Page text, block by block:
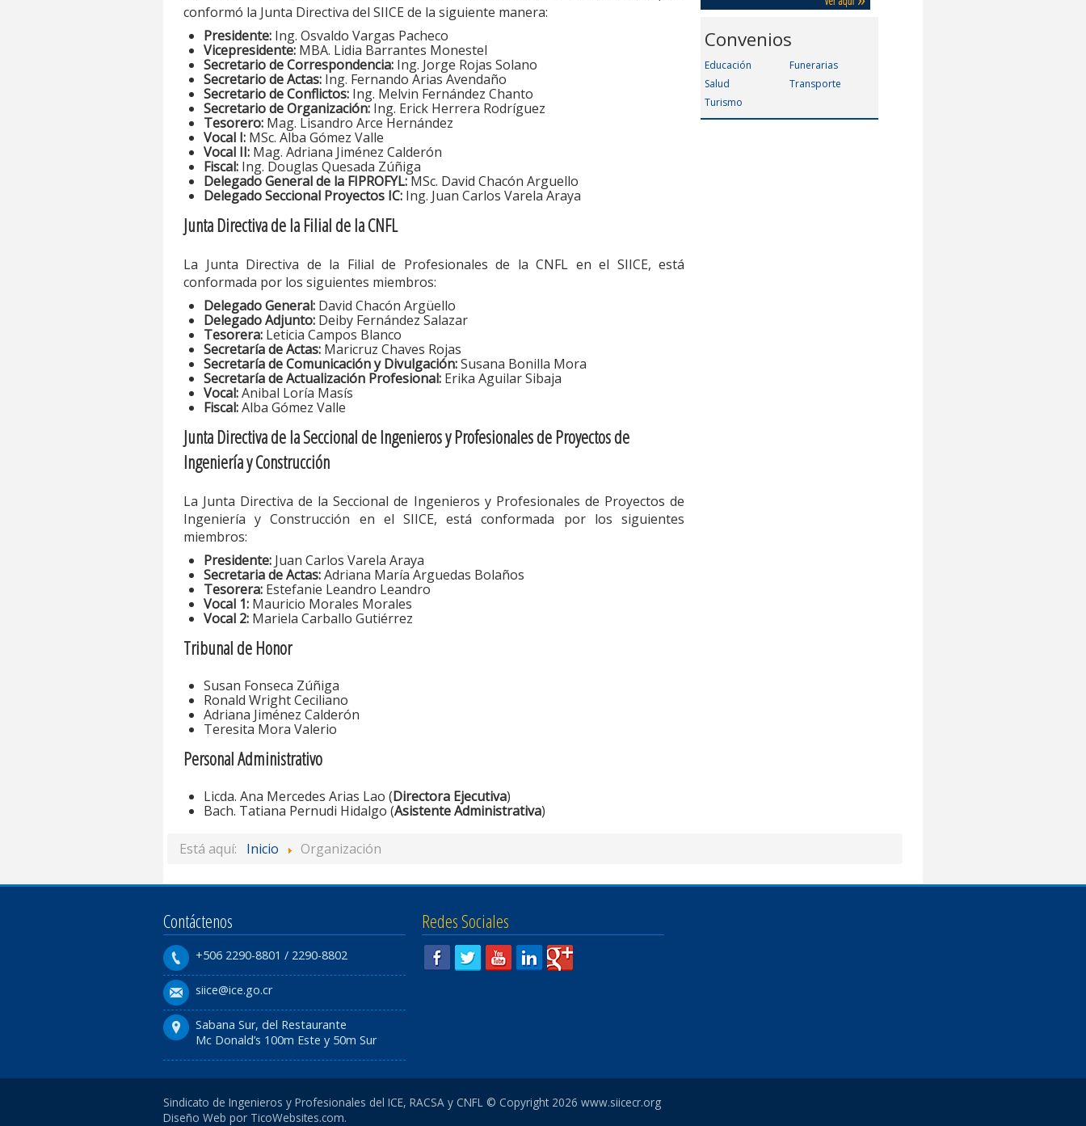
conformó la Junta Directiva del SIICE de la siguiente manera:
Presidente: Ing. Osvaldo Vargas Pacheco
Vicepresidente: MBA. Lidia Barrantes Monestel
Secretario de Correspondencia: Ing. Jorge Rojas Solano
Secretario de Actas: Ing. Fernando Arias Avendaño
Secretario de Conflictos: Ing. Melvin Fernández Chanto
Secretario de Organización: Ing. Erick Herrera Rodríguez
Tesorero: Mag. Lisandro Arce Hernández
Vocal I: MSc. Alba Gómez Valle
Vocal II: Mag. Adriana Jiménez Calderón
Fiscal: Ing. Douglas Quesada Zúñiga
Delegado General de la FIPROFYL: MSc. David Chacón Arguello
Delegado Seccional Proyectos IC: Ing. Juan Carlos Varela Araya
Junta Directiva de la Filial de la CNFL
La Junta Directiva de la Filial de Profesionales de la CNFL en el SIICE, está
conformada por los siguientes miembros:
Delegado General: David Chacón Argüello
Delegado Adjunto: Deiby Fernández Salazar
Tesorera: Leticia Campos Blanco
Secretaría de Actas: Maricruz Chaves Rojas
Secretaría de Comunicación y Divulgación:Susana Bonilla Mora
Secretaría de Actualización Profesional: Erika Aguilar Sibaja
Vocal:Anibal Loría Masís
Fiscal:Alba Gómez Valle
Junta Directiva de la Seccional de Ingenieros y Profesionales de Proyectos de
Ingeniería y Construcción
La Junta Directiva de la Seccional de Ingenieros y Profesionales de Proyectos de
Ingeniería y Construcción en el SIICE, está conformada por los siguientes
miembros:
Presidente: Juan Carlos Varela Araya
Secretaria de Actas:Adriana María Arguedas Bolaños
Tesorera: Estefanie Leandro Leandro
Vocal 1: Mauricio Morales Morales
Vocal 2: Mariela Carballo Gutiérrez
Tribunal de Honor
Susan Fonseca Zúñiga
Ronald Wright Ceciliano
Adriana Jiménez Calderón
Teresita Mora Valerio
Personal Administrativo
Licda. Ana Mercedes Arias Lao (Directora Ejecutiva)
Bach. Tatiana Pernudi Hidalgo (Asistente Administrativa)
Convenios
Educación
Funerarias
Salud
Transporte
Turismo
Está aquí: Inicio Organización
Contáctenos
+506 2290-8801 / 2290-8802
siice@ice.go.cr
Sabana Sur, del Restaurante
Mc Donald’s 100m Este y 50m Sur
Redes Sociales
Sindicato de Ingenieros y Profesionales del ICE, RACSA y CNFL © Copyright 2026 www.siicecr.org
Diseño Web por TicoWebsites.com.